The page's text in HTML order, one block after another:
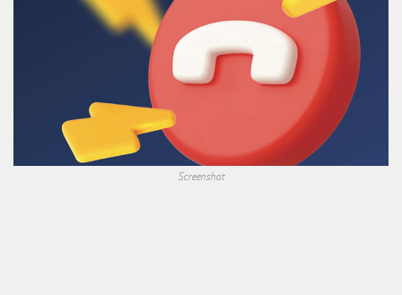
Screenshot